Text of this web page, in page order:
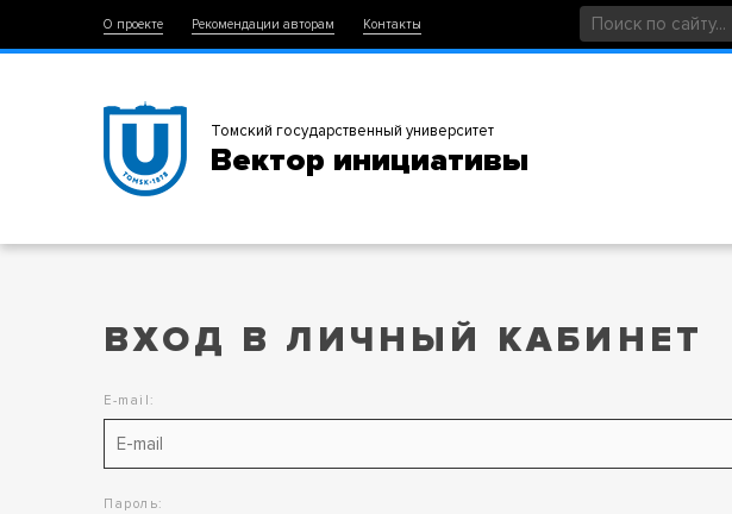
О проекте Рекомендации авторам Контакты
Томский государственный университет
Вектор инициативы
ВХОД В ЛИЧНЫЙ КАБИНЕТ
E-mail:
Пароль: